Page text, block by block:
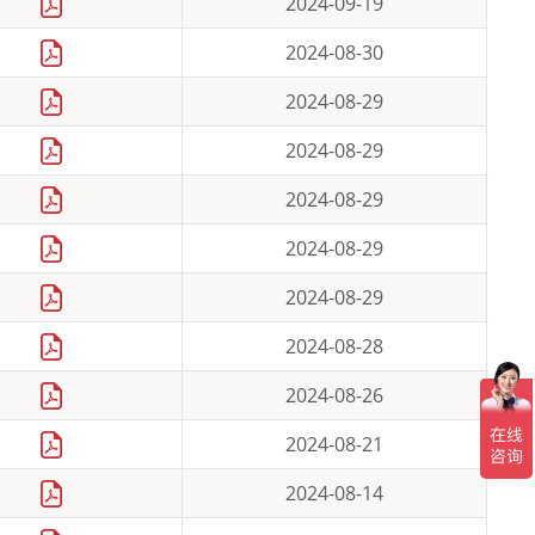
2024-08-30
2024-08-29
2024-08-29
2024-08-29
2024-08-29
2024-08-29
2024-08-28
2024-08-26
2024-08-21
2024-08-14